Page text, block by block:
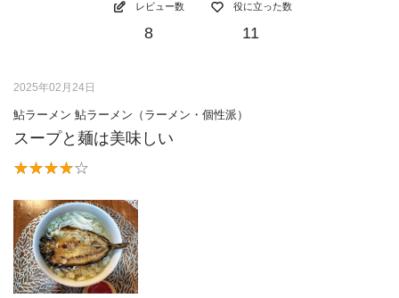
レビュー数
8
役に立った数
11
2025年02月24日
鮎ラーメン 鮎ラーメン（ラーメン・個性派）
スープと麺は美味しい